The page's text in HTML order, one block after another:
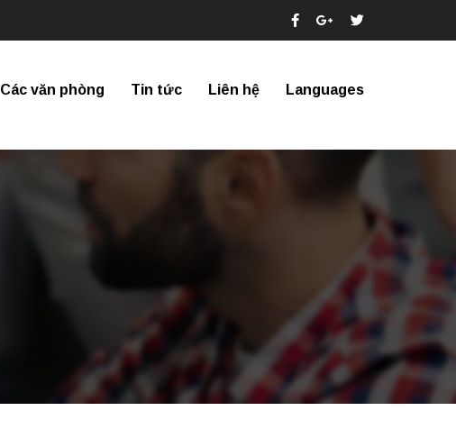
Các văn phòng Tin tức Liên hệ Languages